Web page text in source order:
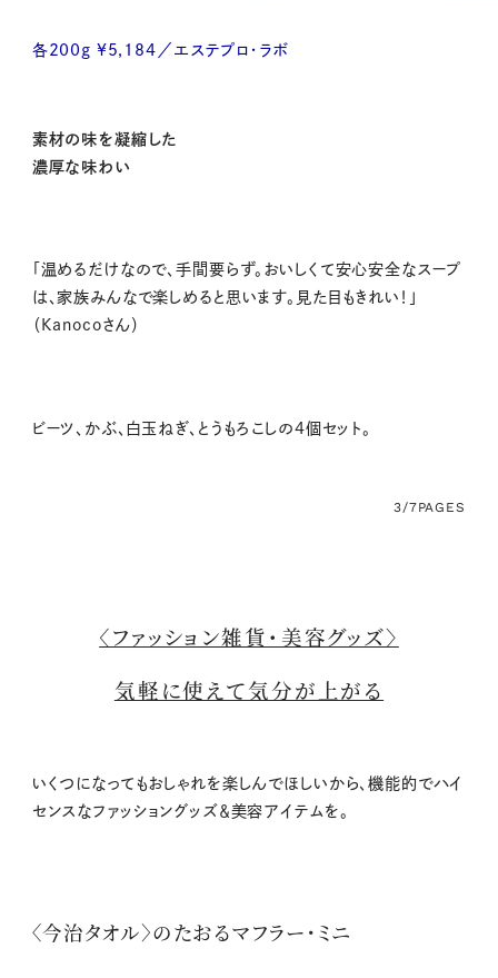
各200g ¥5,184／エステプロ・ラボ
素材の味を凝縮した
濃厚な味わい
「温めるだけなので、手間要らず。おいしくて安心安全なスープ
は、家族みんなで楽しめると思います。見た目もきれい！」
（Kanocoさん）
ビーツ、かぶ、白玉ねぎ、とうもろこしの4個セット。
3/7PAGES
〈ファッション雑貨・美容グッズ〉
気軽に使えて気分が上がる
いくつになってもおしゃれを楽しんでほしいから、機能的でハイ
センスなファッショングッズ＆美容アイテムを。
〈今治タオル〉のたおるマフラー・ミニ